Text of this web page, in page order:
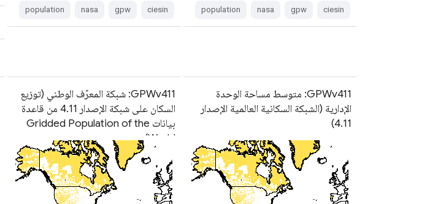
ciesin
gpw
nasa
population
ciesin
gpw
nasa
population
GPWv411: متوسط مساحة الوحدة
الإدارية (الشبكة السكانية العالمية الإصدار
4.11)
GPWv411: شبكة المعرّف الوطني (توزيع
السكان على شبكة الإصدار 4.11 من قاعدة
بيانات Gridded Population of the
World)